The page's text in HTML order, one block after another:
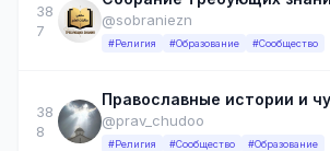
38
7
@sobraniezn
#Религия #Образование #Сообщество
38
8
Православные истории и
@prav_chudoo
#Религия #Сообщество #Образование